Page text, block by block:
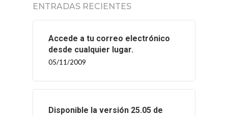
ENTRADAS RECIENTES
Accede a tu correo electrónico
desde cualquier lugar.
05/11/2009
Disponible la versión 25.05 de